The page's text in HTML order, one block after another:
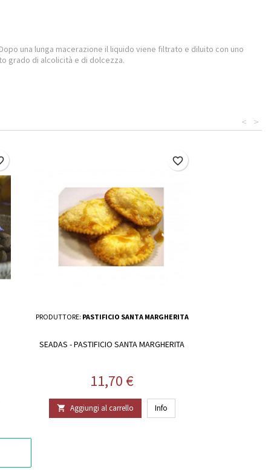
una lunga macerazione il liquido viene filtrato e diluito con uno
grado di alcolicità e di dolcezza.
>
<
PRODUTTORE: PASTIFICIO SANTA MARGHERITA
SEADAS - PASTIFICIO SANTA MARGHERITA
Prezzo
11,70 €
 Aggiungi al carrello Info
favorite_border